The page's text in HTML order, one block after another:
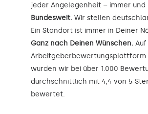
jeder Angelegenheit – immer und
Bundesweit. Wir stellen
Ein Standort ist immer in Deiner
Ganz nach Deinen Wünschen.
Arbeitgeberbewertungsplattform
wurden wir bei über 1.000
durchschnittlich mit 4,4 von 5
bewertet.